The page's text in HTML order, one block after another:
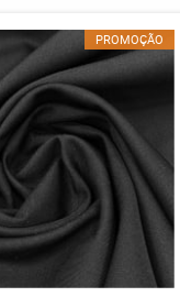
PROMOÇÃO